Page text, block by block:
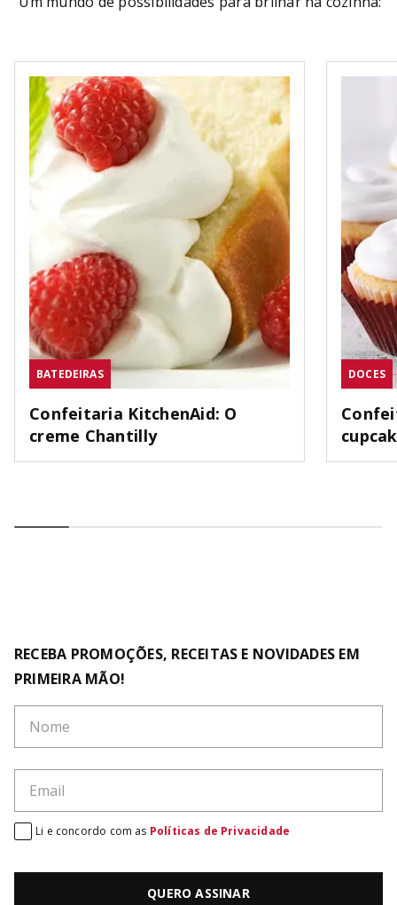
BATEDEIRAS
Confeitaria KitchenAid: O
creme Chantilly
DOCES
RECEBA PROMOÇÕES, RECEITAS E NOVIDADES EM
PRIMEIRA MÃO!
QUERO ASSINAR
Li e concordo com as Políticas de Privacidade